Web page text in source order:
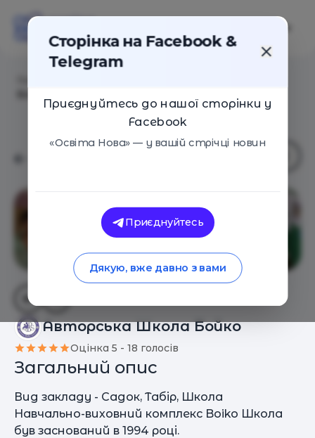
Авторська Школа Бойко
Оцінка 5 - 18 голосів
Загальний опис
Вид закладу - Садок, Табір, Школа
Навчально-виховний комплекс Boiko Школа
був заснований в 1994 році.
Сторінка на Facebook &
Telegram
Приєднуйтесь до нашої сторінки у
Facebook
«Освіта Нова» — у вашій стрічці новин
Приєднуйтесь
Дякую, вже давно з вами